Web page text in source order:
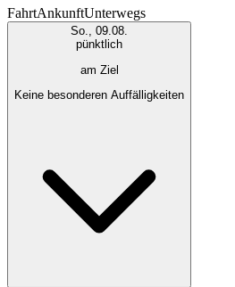
FahrtAnkunftUnterwegs
So., 09.08.
pünktlich
am Ziel
Keine besonderen Auffälligkeiten